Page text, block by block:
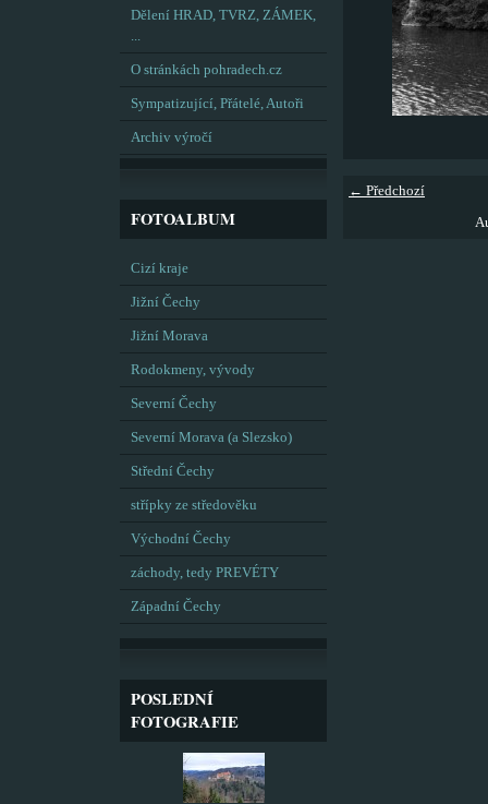
Dělení HRAD, TVRZ, ZÁMEK,
...
O stránkách pohradech.cz
Sympatizující, Přátelé, Autoři
Archiv výročí
FOTOALBUM
Cizí kraje
Jižní Čechy
Jižní Morava
Rodokmeny, vývody
Severní Čechy
Severní Morava (a Slezsko)
Střední Čechy
střípky ze středověku
Východní Čechy
záchody, tedy PREVÉTY
Západní Čechy
POSLEDNÍ
FOTOGRAFIE
← Předchozí